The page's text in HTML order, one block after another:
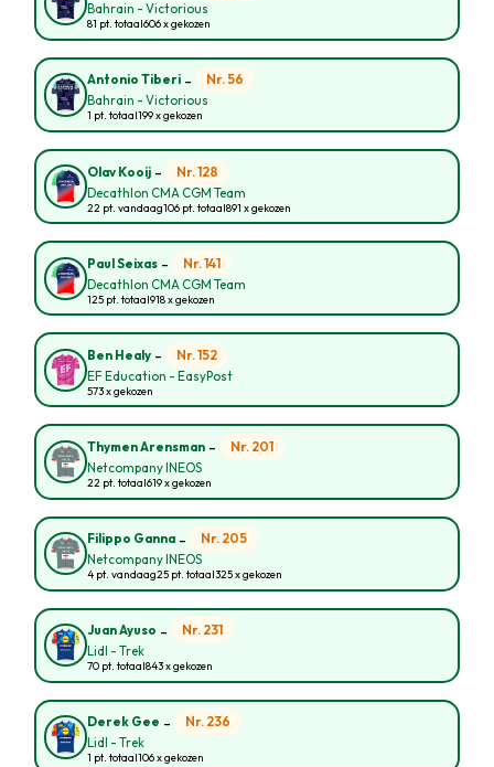
Bahrain - Victorious
81 pt. totaal606 x gekozen
Antonio Tiberi - Nr. 56
Bahrain - Victorious
1 pt. totaal199 x gekozen
Olav Kooij - Nr. 128
Decathlon CMA CGM Team
22 pt. vandaag106 pt. totaal891 x gekozen
Paul Seixas - Nr. 141
Decathlon CMA CGM Team
125 pt. totaal918 x gekozen
Ben Healy - Nr. 152
EF Education - EasyPost
573 x gekozen
Thymen Arensman - Nr. 201
Netcompany INEOS
22 pt. totaal619 x gekozen
Filippo Ganna - Nr. 205
Netcompany INEOS
4 pt. vandaag25 pt. totaal325 x gekozen
Juan Ayuso - Nr. 231
Lidl - Trek
70 pt. totaal843 x gekozen
Derek Gee - Nr. 236
Lidl - Trek
1 pt. totaal106 x gekozen